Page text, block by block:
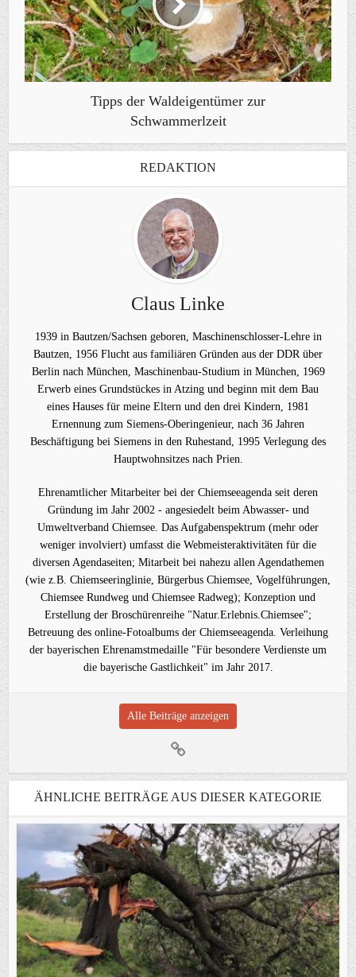
Tipps der Waldeigentümer zur
Schwammerlzeit
REDAKTION
Claus Linke
1939 in Bautzen/Sachsen geboren, Maschinenschlosser-Lehre in
Bautzen, 1956 Flucht aus familiären Gründen aus der DDR über
Berlin nach München, Maschinenbau-Studium in München, 1969
Erwerb eines Grundstückes in Atzing und beginn mit dem Bau
eines Hauses für meine Eltern und den drei Kindern, 1981
Ernennung zum Siemens-Oberingenieur, nach 36 Jahren
Beschäftigung bei Siemens in den Ruhestand, 1995 Verlegung des
Hauptwohnsitzes nach Prien.
Ehrenamtlicher Mitarbeiter bei der Chiemseeagenda seit deren
Gründung im Jahr 2002 - angesiedelt beim Abwasser- und
Umweltverband Chiemsee. Das Aufgabenspektrum (mehr oder
weniger involviert) umfasst die Webmeisteraktivitäten für die
diversen Agendaseiten; Mitarbeit bei nahezu allen Agendathemen
(wie z.B. Chiemseeringlinie, Bürgerbus Chiemsee, Vogelführungen,
Chiemsee Rundweg und Chiemsee Radweg); Konzeption und
Erstellung der Broschürenreihe "Natur.Erlebnis.Chiemsee";
Betreuung des online-Fotoalbums der Chiemseeagenda. Verleihung
der bayerischen Ehrenamstmedaille "Für besondere Verdienste um
die bayerische Gastlichkeit" im Jahr 2017.
Alle Beiträge anzeigen
ÄHNLICHE BEITRÄGE AUS DIESER KATEGORIE